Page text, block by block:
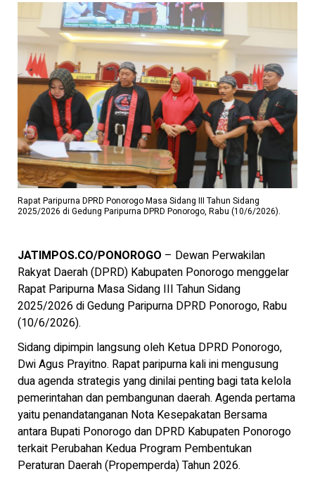
Rapat Paripurna DPRD Ponorogo Masa Sidang III Tahun Sidang
2025/2026 di Gedung Paripurna DPRD Ponorogo, Rabu (10/6/2026).
JATIMPOS.CO/PONOROGO – Dewan Perwakilan
Rakyat Daerah (DPRD) Kabupaten Ponorogo menggelar
Rapat Paripurna Masa Sidang III Tahun Sidang
2025/2026 di Gedung Paripurna DPRD Ponorogo, Rabu
(10/6/2026).
Sidang dipimpin langsung oleh Ketua DPRD Ponorogo,
Dwi Agus Prayitno. Rapat paripurna kali ini mengusung
dua agenda strategis yang dinilai penting bagi tata kelola
pemerintahan dan pembangunan daerah. Agenda pertama
yaitu penandatanganan Nota Kesepakatan Bersama
antara Bupati Ponorogo dan DPRD Kabupaten Ponorogo
terkait Perubahan Kedua Program Pembentukan
Peraturan Daerah (Propemperda) Tahun 2026.